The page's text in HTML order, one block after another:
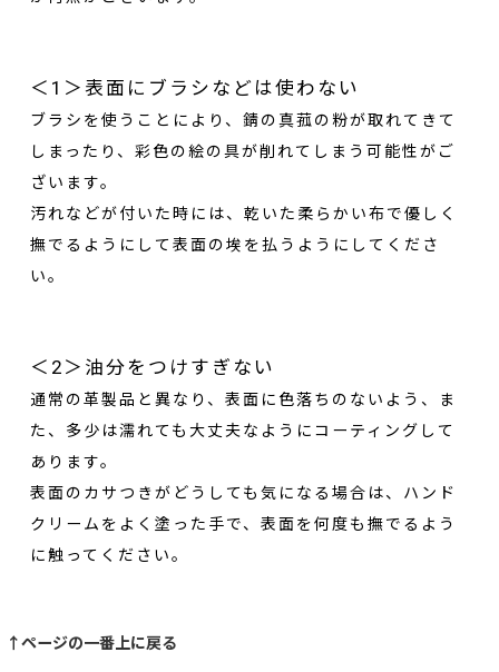
＜1＞表面にブラシなどは使わない
ブラシを使うことにより、錆の真菰の粉が取れてきて
しまったり、彩色の絵の具が削れてしまう可能性がご
ざいます。
汚れなどが付いた時には、乾いた柔らかい布で優しく
撫でるようにして表面の埃を払うようにしてくださ
い。
＜2＞油分をつけすぎない
通常の革製品と異なり、表面に色落ちのないよう、ま
た、多少は濡れても大丈夫なようにコーティングして
あります。
表面のカサつきがどうしても気になる場合は、ハンド
クリームをよく塗った手で、表面を何度も撫でるよう
に触ってください。
↑ページの一番上に戻る